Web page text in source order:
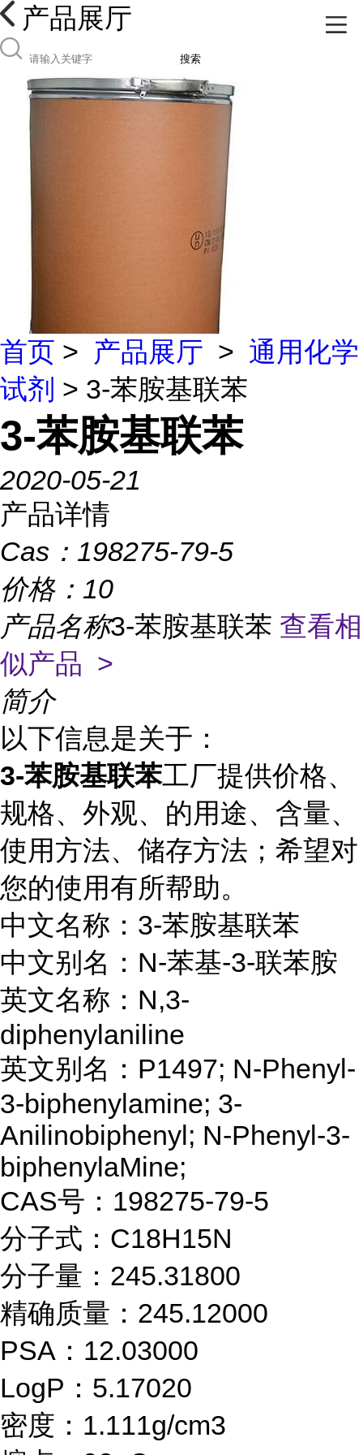
产品展厅
搜索
首页 > 产品展厅 > 通用化学
试剂 > 3-苯胺基联苯
3-苯胺基联苯
2020-05-21
产品详情
Cas： 198275-79-5
价格： 10
产品名称3-苯胺基联苯 查看相
似产品 >
简介
以下信息是关于：
3-苯胺基联苯工厂提供价格、
规格、外观、的用途、含量、
使用方法、储存方法；希望对
您的使用有所帮助。
中文名称：3-苯胺基联苯
中文别名：N-苯基-3-联苯胺
英文名称：N,3-
diphenylaniline
英文别名：P1497; N-Phenyl-
3-biphenylamine; 3-
Anilinobiphenyl; N-Phenyl-3-
biphenylaMine;
CAS号：198275-79-5
分子式：C18H15N
分子量：245.31800
精确质量：245.12000
PSA：12.03000
LogP：5.17020
密度：1.111g/cm3